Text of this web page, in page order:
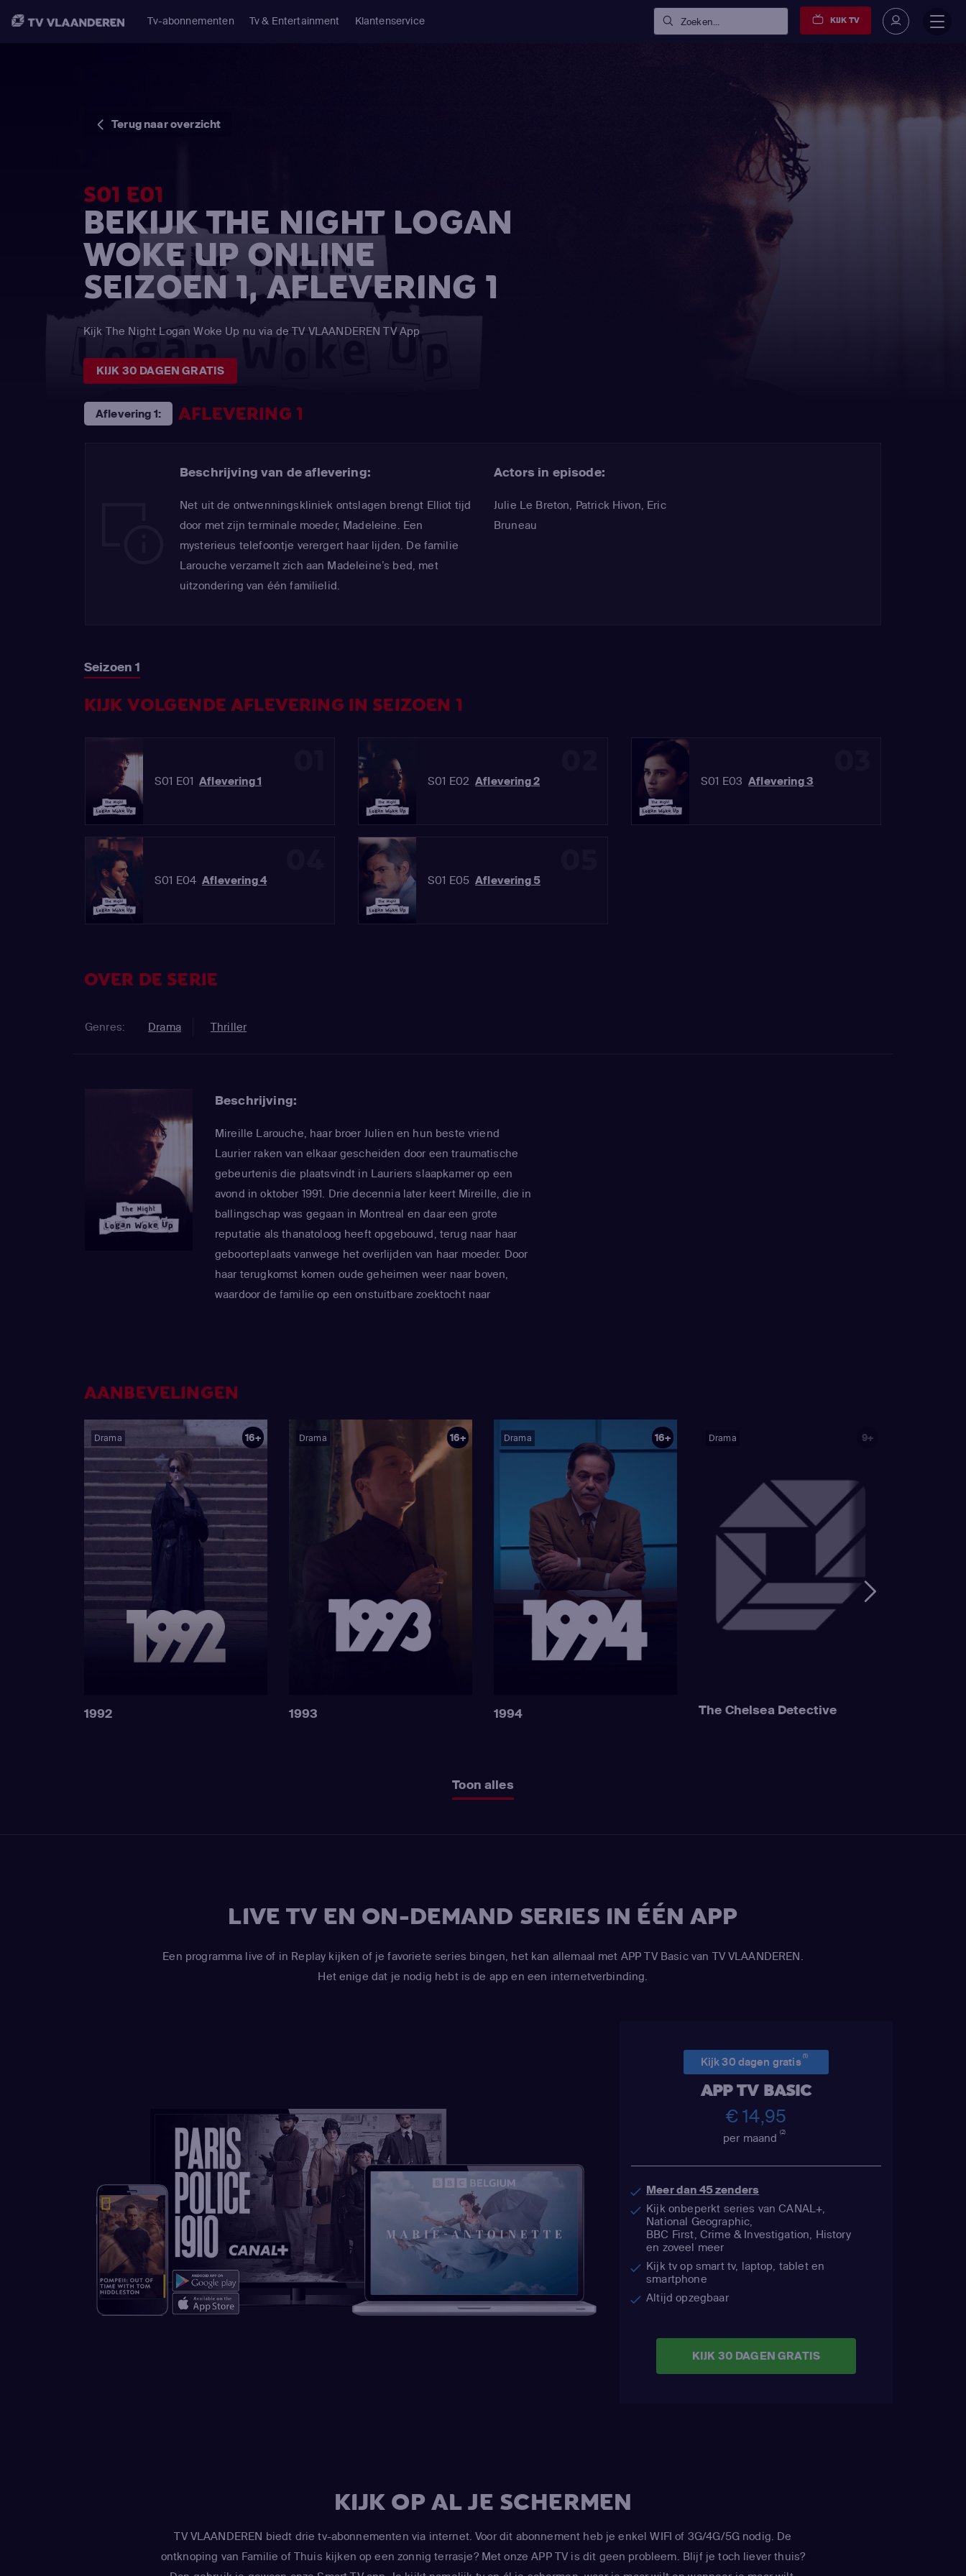
Tv-abonnementen Tv & Entertainment Klantenservice Zoeken... KIJK TV
Terug naar overzicht
S01 E01
BEKIJK THE NIGHT LOGAN
WOKE UP ONLINE
SEIZOEN 1, AFLEVERING 1
Kijk The Night Logan Woke Up nu via de TV VLAANDEREN TV App
KIJK 30 DAGEN GRATIS
Aflevering 1: AFLEVERING 1
Beschrijving van de aflevering:
Net uit de ontwenningskliniek ontslagen brengt Elliot tijd
door met zijn terminale moeder, Madeleine. Een
mysterieus telefoontje verergert haar lijden. De familie
Larouche verzamelt zich aan Madeleine’s bed, met
uitzondering van één familielid.
Actors in episode:
Julie Le Breton, Patrick Hivon, Eric
Bruneau
Seizoen 1
KIJK VOLGENDE AFLEVERING IN SEIZOEN 1
S01 E01 Aflevering 1 S01 E02 Aflevering 2 S01 E03 Aflevering 3
S01 E04 Aflevering 4 S01 E05 Aflevering 5
OVER DE SERIE
Genres: Drama Thriller
Beschrijving:
Mireille Larouche, haar broer Julien en hun beste vriend
Laurier raken van elkaar gescheiden door een traumatische
gebeurtenis die plaatsvindt in Lauriers slaapkamer op een
avond in oktober 1991. Drie decennia later keert Mireille, die in
ballingschap was gegaan in Montreal en daar een grote
reputatie als thanatoloog heeft opgebouwd, terug naar haar
geboorteplaats vanwege het overlijden van haar moeder. Door
haar terugkomst komen oude geheimen weer naar boven,
waardoor de familie op een onstuitbare zoektocht naar
AANBEVELINGEN
Drama 16+
1992
Drama 16+
1993
Drama 16+
1994
Drama 9+
The Chelsea Detective
Toon alles
LIVE TV EN ON-DEMAND SERIES IN ÉÉN APP
Een programma live of in Replay kijken of je favoriete series bingen, het kan allemaal met APP TV Basic van TV VLAANDEREN.
Het enige dat je nodig hebt is de app en een internetverbinding.
Kijk 30 dagen gratis(1)
APP TV BASIC
€ 14,95
per maand(2)
Meer dan 45 zenders
Kijk onbeperkt series van CANAL+,
National Geographic,
BBC First, Crime & Investigation, History
en zoveel meer
Kijk tv op smart tv, laptop, tablet en
smartphone
Altijd opzegbaar
KIJK 30 DAGEN GRATIS
KIJK OP AL JE SCHERMEN
TV VLAANDEREN biedt drie tv-abonnementen via internet. Voor dit abonnement heb je enkel WIFI of 3G/4G/5G nodig. De
ontknoping van Familie of Thuis kijken op een zonnig terrasje? Met onze APP TV is dit geen probleem. Blijf je toch liever thuis?